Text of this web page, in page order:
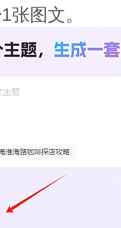
张图文。